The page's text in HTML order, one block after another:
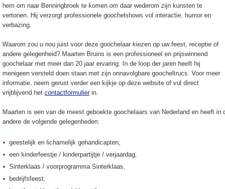
hem om naar Benningbroek te komen om daar wederom zijn kunsten te
vertonen. Hij verzorgt professionele goochelshows vol interactie, humor en
verbazing.
Waarom zou u nou juist voor deze goochelaar kiezen op uw feest, receptie of
andere gelegenheid? Maarten Bruins is een professioneel en prijswinnend
goochelaar met meer dan 20 jaar ervaring. In de loop der jaren heeft hij
menigeen versteld doen staan met zijn onnavolgbare goocheltrucs. Voor meer
informatie, neem gerust verder een kijkje op deze website of vul direct
vrijblijvend het contactformulierin.
Maarten is een van de meest geboekte goochelaars van Nederland en heeft in
andere de volgende gelegenheden:
geestelijk en lichamelijk gehandicapten,
een kinderfeestje / kinderpartijtje / verjaardag,
Sinterklaas / voorprogramma Sinterklaas,
bedrijfsfeest,